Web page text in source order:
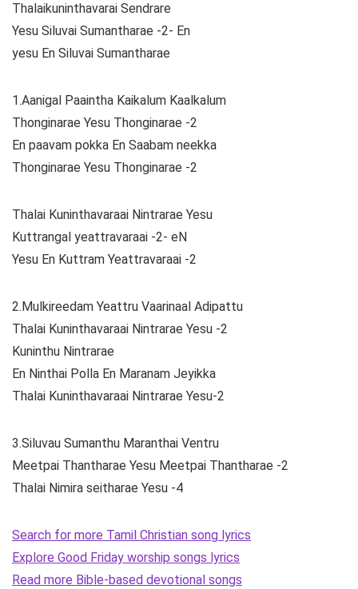
Thalaikuninthavarai Sendrare
Yesu Siluvai Sumantharae -2- En
yesu En Siluvai Sumantharae
1.Aanigal Paaintha Kaikalum Kaalkalum
Thonginarae Yesu Thonginarae -2
En paavam pokka En Saabam neekka
Thonginarae Yesu Thonginarae -2
Thalai Kuninthavaraai Nintrarae Yesu
Kuttrangal yeattravaraai -2- eN
Yesu En Kuttram Yeattravaraai -2
2.Mulkireedam Yeattru Vaarinaal Adipattu
Thalai Kuninthavaraai Nintrarae Yesu -2
Kuninthu Nintrarae
En Ninthai Polla En Maranam Jeyikka
Thalai Kuninthavaraai Nintrarae Yesu-2
3.Siluvau Sumanthu Maranthai Ventru
Meetpai Thantharae Yesu Meetpai Thantharae -2
Thalai Nimira seitharae Yesu -4
Search for more Tamil Christian song lyrics
Explore Good Friday worship songs lyrics
Read more Bible-based devotional songs